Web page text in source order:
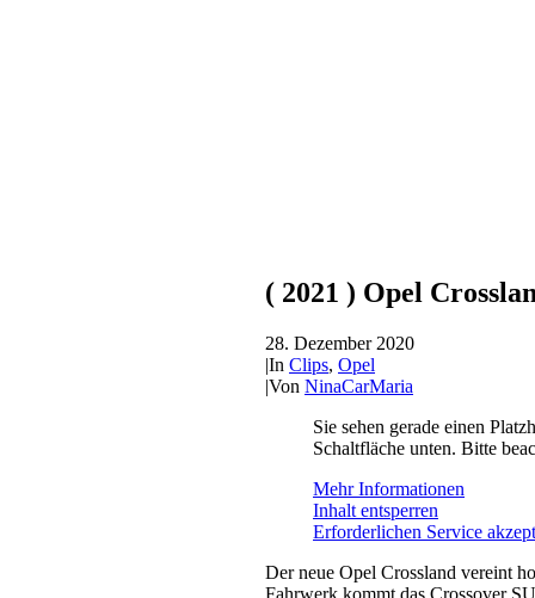
( 2021 ) Opel
28. Dezember 2020
|In Clips, Opel
|Von NinaCarMaria
Sie sehen gerade einen
Schaltfläche unten. Bitte
Mehr Informationen
Inhalt entsperren
Erforderlichen Service
Der neue Opel Crossland vereint
Fahrwerk kommt das Crossover